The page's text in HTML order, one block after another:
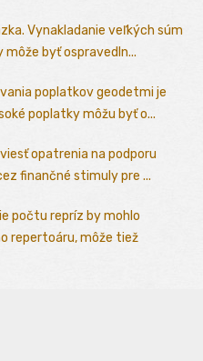
Vynakladanie veľkých súm
byť ospravedln...
poplatkov geodetmi je
poplatky môžu byť o...
opatrenia na podporu
finančné stimuly pre ...
počtu repríz by mohlo
repertoáru, môže tiež